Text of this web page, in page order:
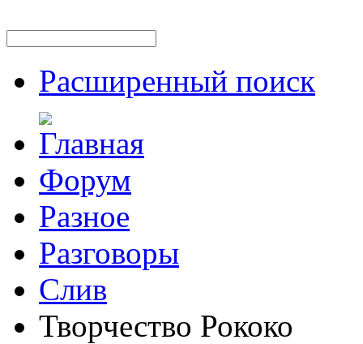
Расширенный поиск
Форум
Разное
Разговоры
Слив
Творчество Рококо